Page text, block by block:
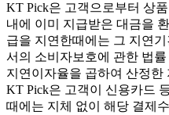
KT Pick은 고객으로부터 상
내에 이미 지급받은 대금을
급을 지연한때에는 그 지연
서의 소비자보호에 관한 법
지연이자율을 곱하여 산정한
KT Pick은 고객이 신용카드
때에는 지체 없이 해당 결제